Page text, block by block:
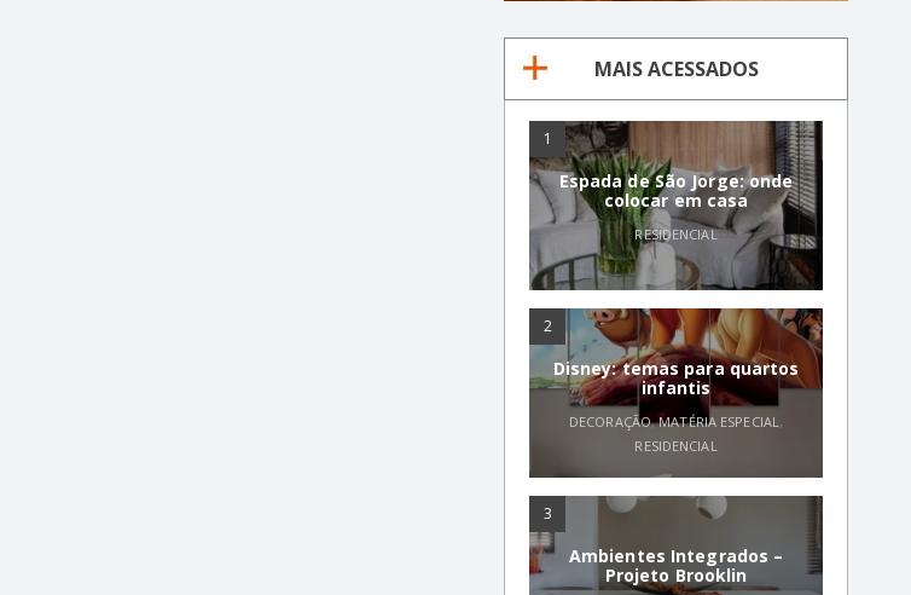
MAIS ACESSADOS
1
Espada de São Jorge: onde
colocar em casa
RESIDENCIAL
2
Disney: temas para quartos
infantis
DECORAÇÃO,MATÉRIA ESPECIAL,
RESIDENCIAL
3
Ambientes Integrados –
Projeto Brooklin